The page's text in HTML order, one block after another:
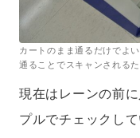
カートのまま通るだけでよ
通ることでスキャンされる
現在はレーンの前
プルでチェックし